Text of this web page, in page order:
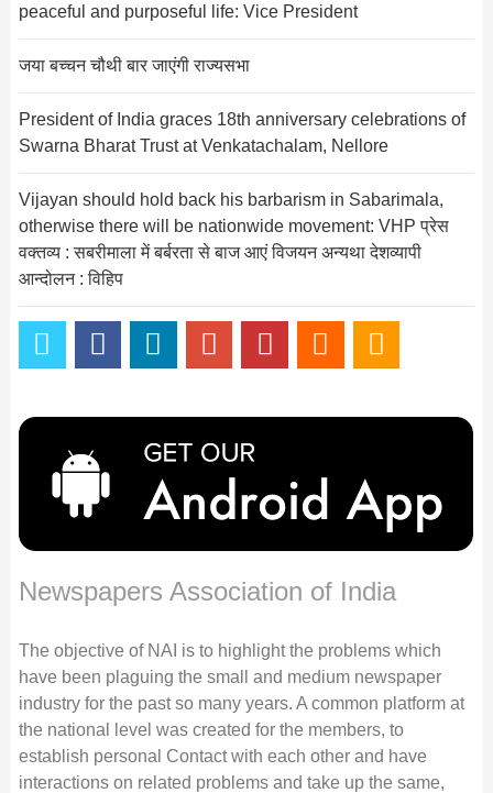
peaceful and purposeful life: Vice President
जया बच्चन चौथी बार जाएंगी राज्यसभा
President of India graces 18th anniversary celebrations of
Swarna Bharat Trust at Venkatachalam, Nellore
Vijayan should hold back his barbarism in Sabarimala,
otherwise there will be nationwide movement: VHP प्रेस
वक्तव्य : सबरीमाला में बर्बरता से बाज आएं विजयन अन्यथा देशव्यापी
आन्दोलन : विहिप
Newspapers Association of India
The objective of NAI is to highlight the problems which
have been plaguing the small and medium newspaper
industry for the past so many years. A common platform at
the national level was created for the members, to
establish personal Contact with each other and have
interactions on related problems and take up the same,